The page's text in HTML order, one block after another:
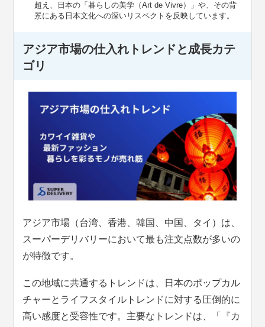
超え、日本の「暮らしの美学（Art de Vivre）」や、その背
景にある日本文化への深いリスペクトを反映しています。
アジア市場の仕入れトレンドと成長カテ
ゴリ
アジア市場（台湾、香港、韓国、中国、タイ）は、
スーパーデリバリーにおいて最も注文点数が多いの
が特徴です。
この地域に共通するトレンドは、日本のポップカル
チャーとライフスタイルトレンドに対する圧倒的に
高い感度と受容性です。主要なトレンドは、「『カ